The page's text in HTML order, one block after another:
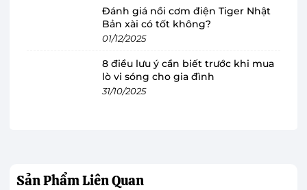
nồi cơm điện có một thang đo với các vạch
mức để cho người sử dụng có thể xác định được
chính xác lượng nước cần nấu cơm là bao nhiêu.
Đánh giá nồi cơm điện Tiger Nhật
Bản xài có tốt không?
01/12/2025
8 điều lưu ý cần biết trước khi mua
lò vi sóng cho gia đình
31/10/2025
Sản PhẩmLiên Quan